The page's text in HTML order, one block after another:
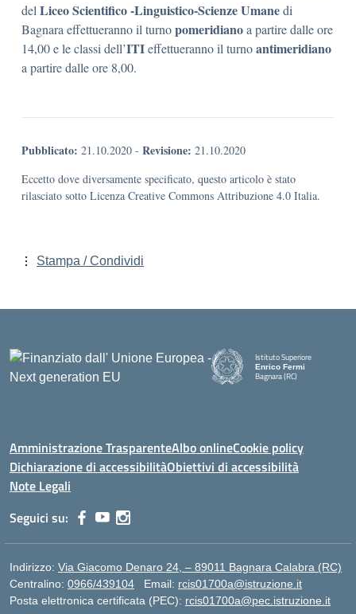
del Liceo Scientifico-Linguistico-Scienze Umanedi
Bagnara effettueranno il turnopomeridianoa partire dalle ore
14,00 e le classi dell’ITIeffettueranno il turnoantimeridiano
a partire dalle ore 8,00.
Pubblicato: 21.10.2020 - Revisione: 21.10.2020
Eccetto dove diversamente specificato, questo articolo è stato
rilasciato sotto Licenza Creative Commons Attribuzione 4.0 Italia.
Stampa / Condividi
Istituto Superiore
Enrico Fermi
Bagnara (RC)
— Visita la pagina iniziale
Amministrazione TrasparenteAlbo onlineCookie policy
Dichiarazione di accessibilitàObiettivi di accessibilità
Note Legali
Seguici su:
Indirizzo: Via Giacomo Denaro 24, – 89011 Bagnara Calabra (RC)
Centralino: 0966/439104 Email: rcis01700a@istruzione.it
Posta elettronica certificata (PEC): rcis01700a@pec.istruzione.it